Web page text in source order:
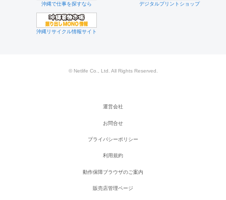
沖縄で仕事を探すなら デジタルプリントショップ
沖縄リサイクル情報サイト
© Netlife Co., Ltd. All Rights Reserved.
運営会社
お問合せ
プライバシーポリシー
利用規約
動作保障ブラウザのご案内
販売店管理ページ